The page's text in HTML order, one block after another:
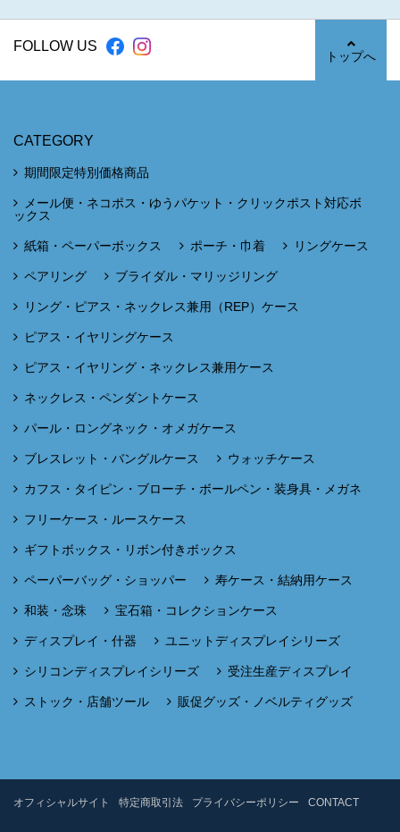
FOLLOW US
トップへ
CATEGORY
期間限定特別価格商品
メール便・ネコポス・ゆうパケット・クリックポスト対応ボ
ックス
紙箱・ペーパーボックス ポーチ・巾着 リングケース
ペアリング ブライダル・マリッジリング
リング・ピアス・ネックレス兼用（REP）ケース
ピアス・イヤリングケース
ピアス・イヤリング・ネックレス兼用ケース
ネックレス・ペンダントケース
パール・ロングネック・オメガケース
ブレスレット・バングルケース ウォッチケース
カフス・タイピン・ブローチ・ボールペン・装身具・メガネ
フリーケース・ルースケース
ギフトボックス・リボン付きボックス
ペーパーバッグ・ショッパー 寿ケース・結納用ケース
和装・念珠 宝石箱・コレクションケース
ディスプレイ・什器 ユニットディスプレイシリーズ
シリコンディスプレイシリーズ 受注生産ディスプレイ
ストック・店舗ツール 販促グッズ・ノベルティグッズ
オフィシャルサイト 特定商取引法 プライバシーポリシー CONTACT